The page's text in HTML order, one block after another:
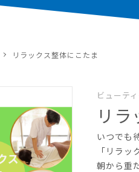
リラックス整体にこたま
ビューテ
リラ
いつでも
「リラ
朝から重